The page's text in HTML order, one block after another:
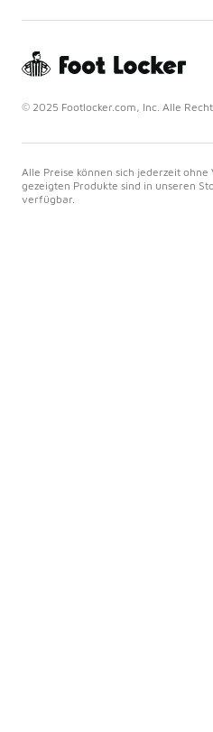
© 2025 Footlocker.com, Inc. Alle
Alle Preise können sich jederzeit
gezeigten Produkte sind in unseren
verfügbar.